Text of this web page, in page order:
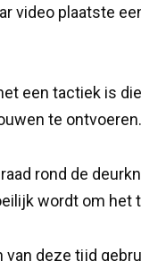
video plaatste
een tactiek is
te ontvoeren.
rond de
wordt om het
van deze tijd